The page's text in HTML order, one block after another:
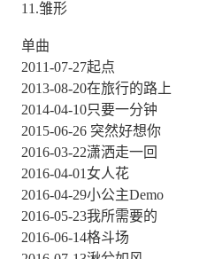
11.雏形
单曲
2011-07-27起点
2013-08-20在旅行的路上
2014-04-10只要一分钟
2015-06-26 突然好想你
2016-03-22潇洒走一回
2016-04-01女人花
2016-04-29小公主Demo
2016-05-23我所需要的
2016-06-14格斗场